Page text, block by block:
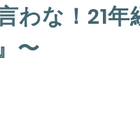
わな！21
〜